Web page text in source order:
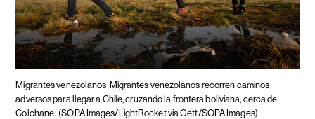
Migrantes venezolanos Migrantes venezolanos recorren caminos
adversos para llegar a Chile, cruzando la frontera boliviana, cerca de
Colchane. (SOPA Images/LightRocket via Gett/SOPA Images)